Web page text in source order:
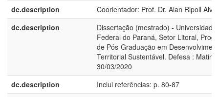
dc.description
Coorientador: Prof. Dr. Alan Ripoll
dc.description
Dissertação (mestrado) - Universidade
Federal do Paraná, Setor Litoral,
de Pós-Graduação em
Territorial Sustentável. Defesa :
30/03/2020
dc.description
Inclui referências: p. 80-87